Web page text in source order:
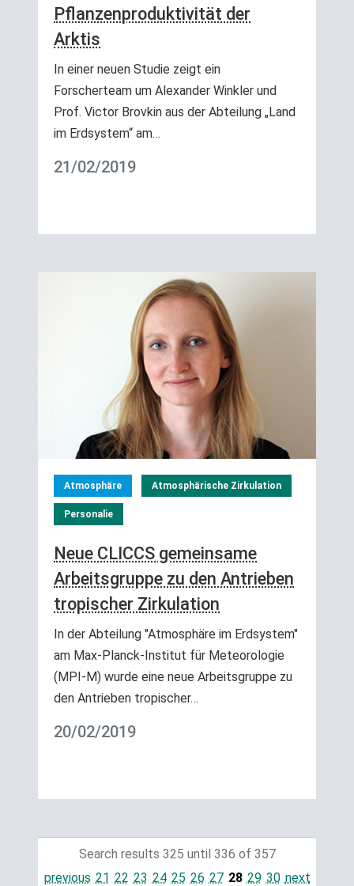
Pflanzenproduktivität der
Arktis
In einer neuen Studie zeigt ein
Forscherteam um Alexander Winkler und
Prof. Victor Brovkin aus der Abteilung „Land
im Erdsystem“ am…
21/02/2019
Atmosphäre Atmosphärische Zirkulation
Personalie
Neue CLICCS gemeinsame
Arbeitsgruppe zu den Antrieben
tropischer Zirkulation
In der Abteilung "Atmosphäre im Erdsystem"
am Max-Planck-Institut für Meteorologie
(MPI-M) wurde eine neue Arbeitsgruppe zu
den Antrieben tropischer…
20/02/2019
Search results 325 until 336 of 357
previous 21 22 23 24 25 26 27 28 29 30 next